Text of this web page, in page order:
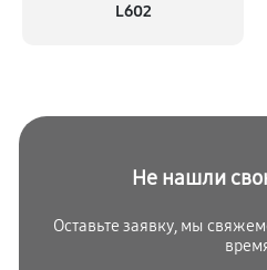
L602
Не нашли
Оставьте заявку, мы